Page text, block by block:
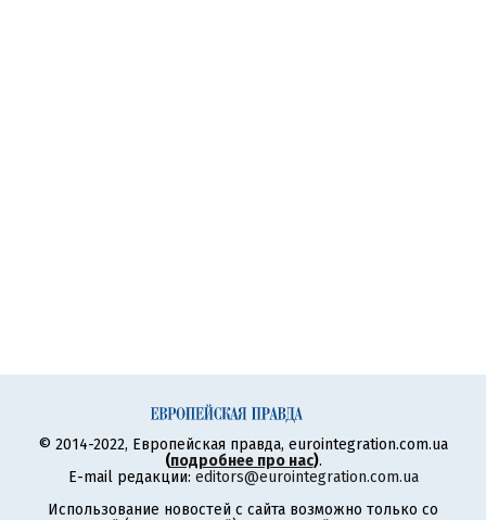
© 2014-2022, Европейская правда, eurointegration.com.ua
(подробнее про нас).
E-mail редакции: editors@eurointegration.com.ua
Использование новостей с сайта возможно только со